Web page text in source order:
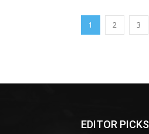
1 2 3
EDITOR PICKS